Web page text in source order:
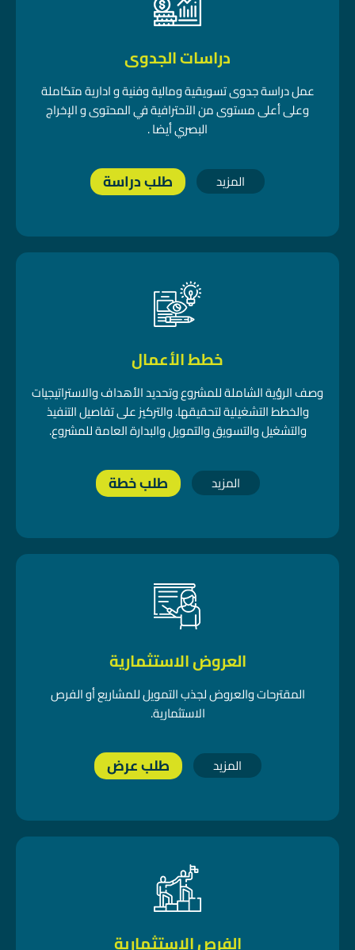
دراسات الجدوى
عمل دراسة جدوى تسويقية ومالية وفنية و ادارية متكاملة
وعلى أعلى مستوى من الآحترافية في المحتوى و الإخراج
البصري أيضا .
المزيد طلب دراسة
خطط الأعمال
وصف الرؤية الشاملة للمشروع وتحديد الأهداف والاستراتيجيات
والخطط التشغيلية لتحقيقها. والتركيز على تفاصيل التنفيذ
والتشغيل والتسويق والتمويل والبدارة العامة للمشروع.
المزيد طلب خطة
العروض الاستثمارية
المقترحات والعروض لجذب التمويل للمشاريع أو الفرص
الاستثمارية.
المزيد طلب عرض
الفرص الاستثمارية